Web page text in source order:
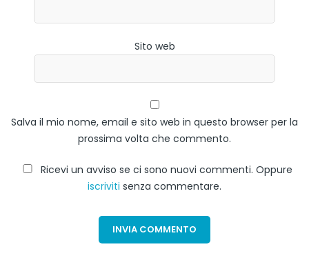
Sito web
Salva il mio nome, email e sito web in questo browser per la
prossima volta che commento.
Ricevi un avviso se ci sono nuovi commenti. Oppure
iscriviti senza commentare.